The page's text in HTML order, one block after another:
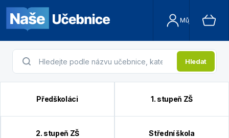
Můj účet
Hledat
Předškoláci 1. stupeň ZŠ
2. stupeň ZŠ Střední škola